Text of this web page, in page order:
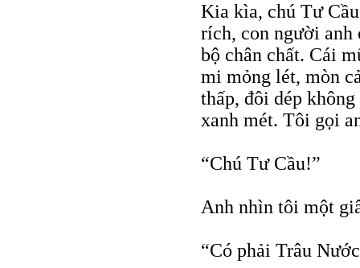
Kia kìa, chú Tư
rích, con người anh
bộ chân chất. Cái
mi mỏng lét, mòn
thấp, đôi dép
xanh mét. Tôi gọi
“Chú Tư Cầu!”
Anh nhìn tôi một
“Có phải Trâu